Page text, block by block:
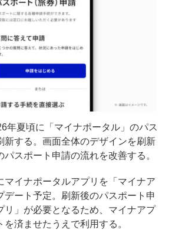
年夏頃に「マイナポータル」のパス
新する。画面全体のデザインを刷新
スポート申請の流れを改善する。
マイナポータルアプリを「マイナア
デート予定。刷新後のパスポート申
リ」が必要となるため、マイナアプ
を済ませたうえで利用する。